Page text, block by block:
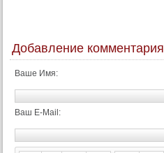
Добавление комментария
Ваше Имя:
Ваш E-Mail: